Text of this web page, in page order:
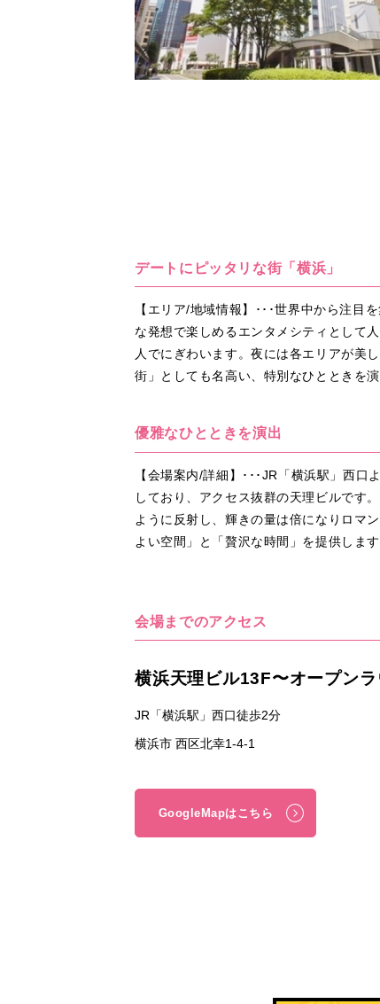
デートにピッタリな街「横浜」
【エリア/地域情報】･･･世界中から注目
な発想で楽しめるエンタメシティとして
人でにぎわいます。夜には各エリアが美
街」としても名高い、特別なひとときを
優雅なひとときを演出
【会場案内/詳細】･･･JR「横浜駅」西
しており、アクセス抜群の天理ビルです
ように反射し、輝きの量は倍になりロマ
よい空間」と「贅沢な時間」を提供しま
会場までのアクセス
横浜天理ビル13F〜オープン
JR「横浜駅」西口徒歩2分
横浜市 西区北幸1-4-1
GoogleMapはこちら